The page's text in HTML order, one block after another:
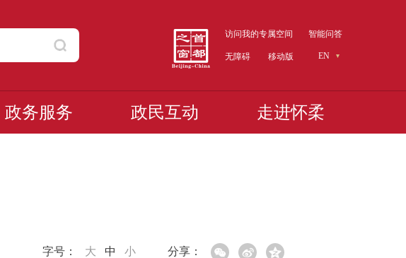
访问我的专属空间 智能问答
无障碍 移动版 EN
政务服务 政民互动 走进怀柔
分享：
字号： 大 中 小